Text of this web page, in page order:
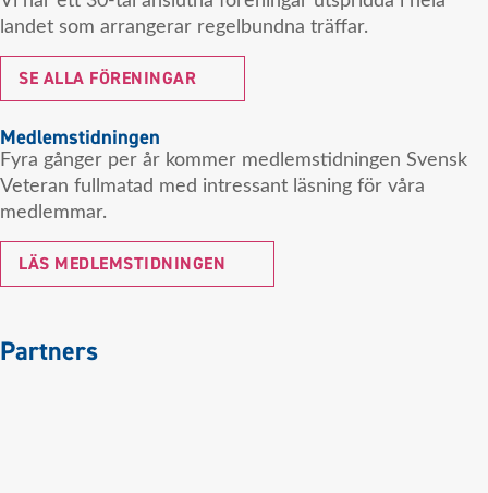
landet som arrangerar regelbundna träffar.
SE ALLA FÖRENINGAR
Medlemstidningen
Fyra gånger per år kommer medlemstidningen Svensk
Veteran fullmatad med intressant läsning för våra
medlemmar.
LÄS MEDLEMSTIDNINGEN
Partners